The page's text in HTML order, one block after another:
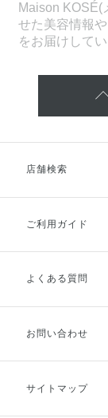
Maison KOSÉ(
せた美容情報
をお届けしてい
店舗検索
ご利用ガイド
ご利用ガイドトッ
お支払方法
キャンセル・返品
よくある質問
お問い合わせ
サイトマップ